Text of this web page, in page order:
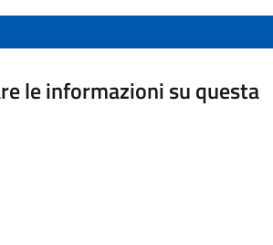
le informazioni su questa